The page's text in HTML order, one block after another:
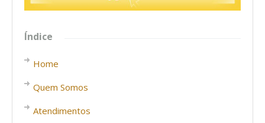
Índice
Home
Quem Somos
Atendimentos